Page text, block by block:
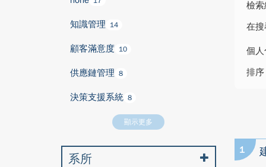
檢
在
個
排序
1
知識管理 14
顧客滿意度 10
供應鏈管理 8
決策支援系統 8
顯示更多
系所